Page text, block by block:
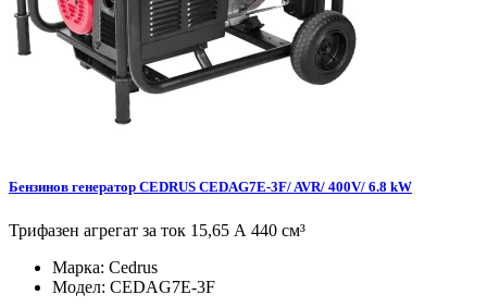
Бензинов генератор CEDRUS CEDAG7E-3F/ AVR/ 400V/ 6.8 kW
Трифазен агрегат за ток 15,65 А 440 см³
Марка: Cedrus
Модел: CEDAG7E-3F